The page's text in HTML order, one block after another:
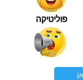
פוליטיקה